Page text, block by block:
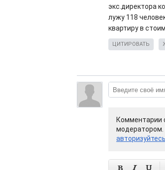
экс.директора
лужу 118
квартиру в
ЦИТИРОВАТЬ
Комментарии
модератором.
авторизуйтесь
  